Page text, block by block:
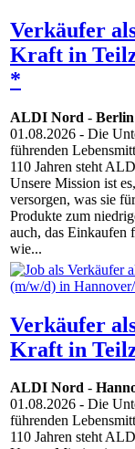
Verkäufer
Kraft in
*
ALDI Nord - Berlin
01.08.2026 - Die
führenden
110 Jahren steht
Unsere Mission ist
versorgen, was sie
Produkte zum
auch, das Einkaufen
wie...
Verkäufer
Kraft in
ALDI Nord -
01.08.2026 - Die
führenden
110 Jahren steht